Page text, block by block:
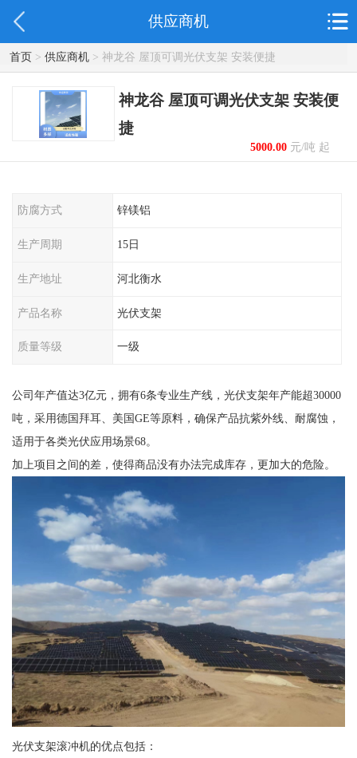
供应商机
首页> 供应商机> 神龙谷 屋顶可调光伏支架 安装便捷
神龙谷 屋顶可调光伏支架 安装便
捷
5000.00元/吨 起
防腐方式 锌镁铝
生产周期 15日
生产地址 河北衡水
产品名称 光伏支架
质量等级 一级
公司年产值达3亿元，拥有6条专业生产线，光伏支架年产能超30000
吨，采用德国拜耳、美国GE等原料，确保产品抗紫外线、耐腐蚀，
适用于各类光伏应用场景68。
加上项目之间的差，使得商品没有办法完成库存，更加大的危险。
光伏支架滚冲机的优点包括：